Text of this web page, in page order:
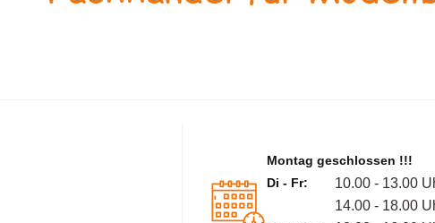
Montag geschlossen !!!
Di - Fr:
10.00 - 13.00
14.00 - 18.00